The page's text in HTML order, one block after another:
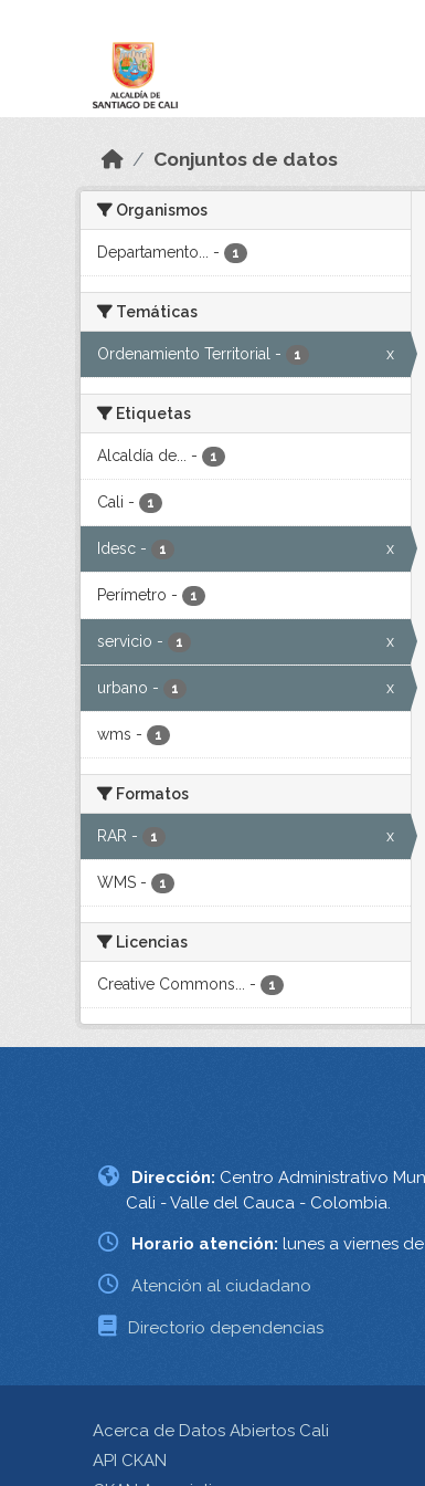
Conjuntos de datos
Organismos
Departamento... - 1
Temáticas
Ordenamiento Territorial - 1 x
Etiquetas
Alcaldía de... - 1
Cali - 1
Idesc - 1 x
Perímetro - 1
servicio - 1 x
urbano - 1 x
wms - 1
Formatos
RAR - 1 x
WMS - 1
Licencias
Creative Commons... - 1
Dirección: Centro Administrativo
Cali - Valle del Cauca - Colombia.
Horario atención: lunes a viernes
Atención al ciudadano
Directorio dependencias
Acerca de Datos Abiertos Cali
API CKAN